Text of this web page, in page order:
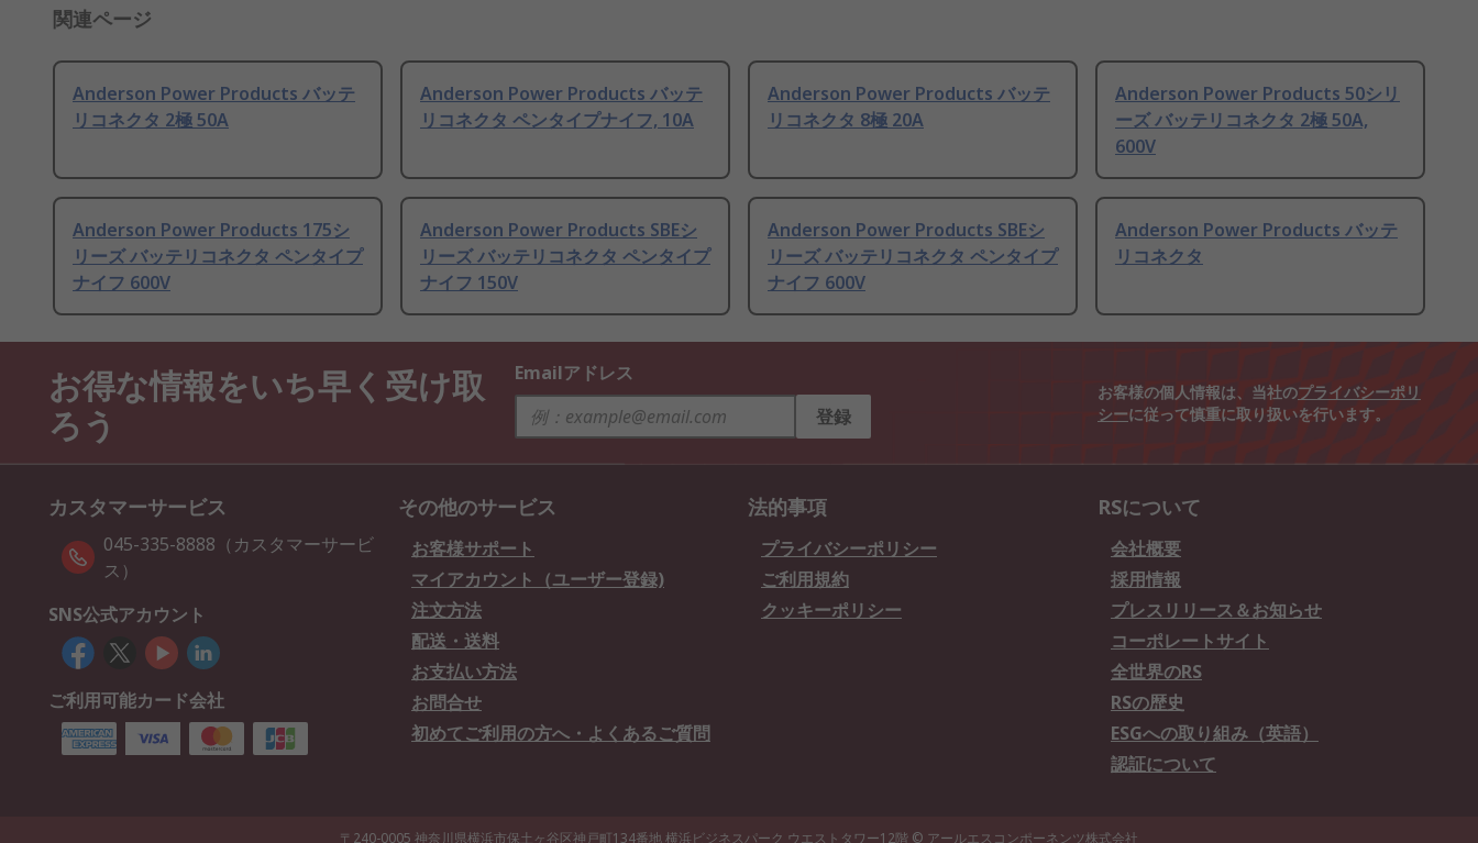
関連ページ
Anderson Power Products バッテ
リコネクタ 2極 50A
Anderson Power Products バッテ
リコネクタ ペンタイプナイフ, 10A
Anderson Power Products バッテ
リコネクタ 8極 20A
Anderson Power Products 50シリ
ーズ バッテリコネクタ 2極 50A,
600V
Anderson Power Products 175シ
リーズ バッテリコネクタ ペンタイプ
ナイフ 600V
Anderson Power Products SBEシ
リーズ バッテリコネクタ ペンタイプ
ナイフ 150V
Anderson Power Products SBEシ
リーズ バッテリコネクタ ペンタイプ
ナイフ 600V
Anderson Power Products バッテ
リコネクタ
お得な情報をいち早く受け取
ろう
Emailアドレス
登録
お客様の個人情報は、当社のプライバシーポリ
シーに従って慎重に取り扱いを行います。
カスタマーサービス
045-335-8888（カスタマーサービ
ス）
SNS公式アカウント
ご利用可能カード会社
その他のサービス
お客様サポート
マイアカウント（ユーザー登録)
注文方法
配送・送料
お支払い方法
お問合せ
初めてご利用の方へ・よくあるご質問
法的事項
プライバシーポリシー
ご利用規約
クッキーポリシー
RSについて
会社概要
採用情報
プレスリリース＆お知らせ
コーポレートサイト
全世界のRS
RSの歴史
ESGへの取り組み（英語）
認証について
〒240-0005 神奈川県横浜市保土ヶ谷区神戸町134番地 横浜ビジネスパーク ウエストタワー12階 © アールエスコンポーネンツ株式会社